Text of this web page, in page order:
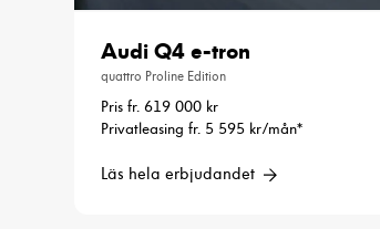
Audi Q4 e-tron
quattro Proline Edition
Pris fr. 619 000 kr
Privatleasing fr. 5 595 kr/mån*
Läs hela erbjudandet